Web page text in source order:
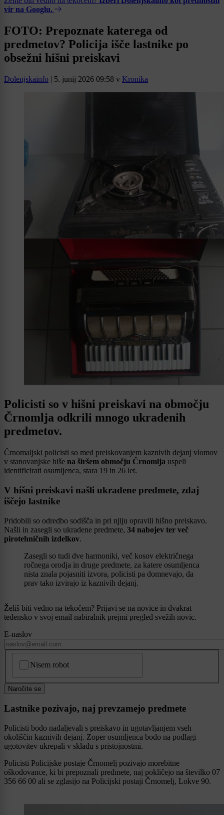
vir na Googlu.
FOTO: Prepoznate katerega od
predmetov? Policija išče lastnike po
obsežni hišni preiskavi
Dolenjskainfo | 5. junij 2026 09:58 v Kronika
Policisti so v hišni preiskavi na območju
Črnomlja odkrili mnogo ukradenih
predmetov.
Črnomaljski policisti so med preiskovanjem kaznivih dejanj vlomov
v stanovanjske hiše na širšem območju Črnomlja uspeli
identificirati osumljenca, stara 19 in 26 let.
V hišni preiskavi našli ukradene predmete, zdaj
iščejo lastnike
Pridobili so odredbo sodišča in pri njiju opravili hišno preiskavo.
Našli in zasegli so ukradene predmete, 34 nabojev ter več
pirotehničnih izdelkov.
Zasegli so tudi dve harmoniki, več kosov električnega
ročnega orodja in druge predmete, za katere osumljenca
nista znala pojasniti izvora, policisti pa domnevajo, da
prav tako izvirajo iz kaznivih dejanj.
Želiš biti vedno na tekočem? Prijavi se na novice in dvakrat
tedensko v svoj email nabiralnik prejmi pregled svežih novic.
E-naslov
Nisem robot
Naročite se
Lastnike pozivajo, naj prevzamejo predmete
Policisti bodo nadaljevali s preiskavo in ugotavljanjem vseh
okoliščin kaznivih dejanj. Zoper osumljenca bodo na podlagi
ugotovitev ukrepali v skladu s pristojnostmi.
Policisti Policijske postaje Črnomelj pozivajo morebitne
oškodovance, ki bi prepoznali predmete, naj pokličejo na številko 07
356 66 00 ali se zglasijo na Policijski postaji Črnomelj, Lokve 90.